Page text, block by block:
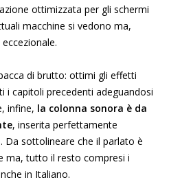
ottimizzata per gli schermi
macchine si vedono ma,
di brutto: ottimi gli effetti
i capitoli precedenti adeguandosi
infine, la colonna sonora è da
, inserita perfettamente
Da sottolineare che il parlato è
ma, tutto il resto compresi i
in Italiano.